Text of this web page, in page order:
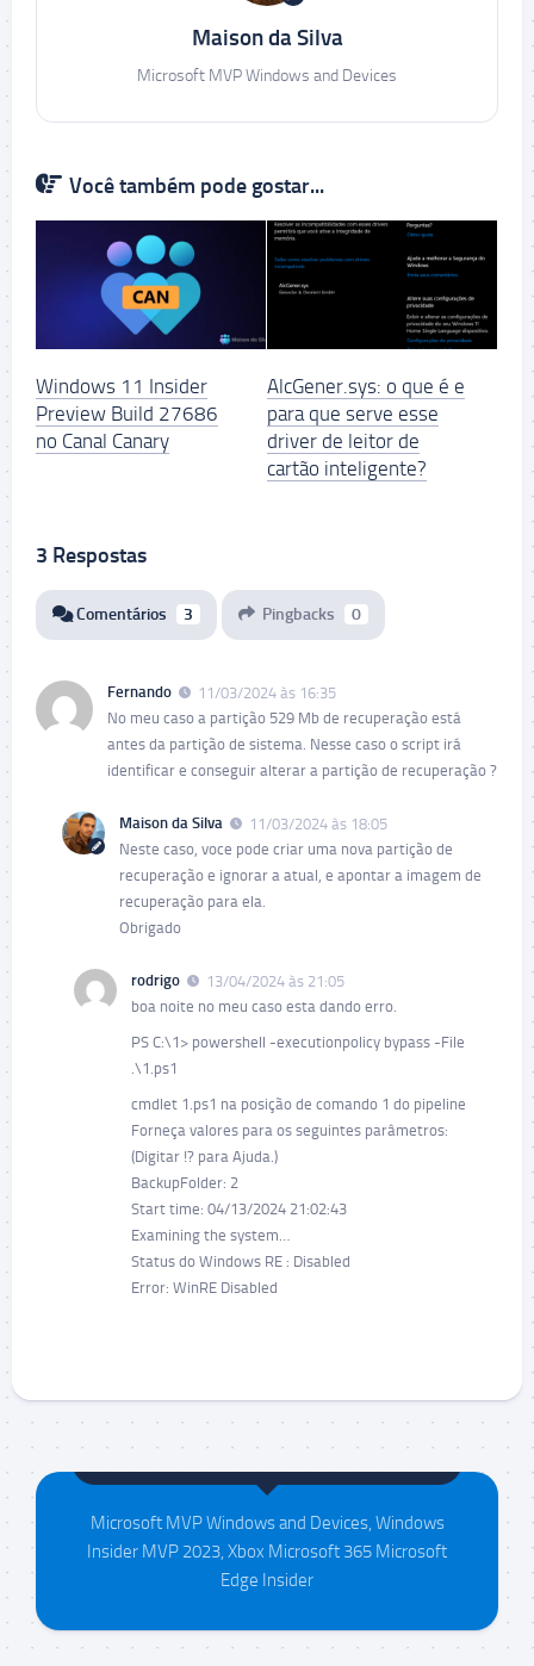
Maison da Silva
Microsoft MVP Windows and Devices
Você também pode gostar...
Windows 11 Insider
Preview Build 27686
no Canal Canary
AlcGener.sys: o que é e
para que serve esse
driver de leitor de
cartão inteligente?
3 Respostas
Comentários 3 Pingbacks 0
Fernando
11/03/2024 às 16:35
No meu caso a partição 529 Mb de recuperação está
antes da partição de sistema. Nesse caso o script irá
identificar e conseguir alterar a partição de recuperação ?
Maison da Silva
11/03/2024 às 18:05
Neste caso, voce pode criar uma nova partição de
recuperação e ignorar a atual, e apontar a imagem de
recuperação para ela.
Obrigado
rodrigo
13/04/2024 às 21:05
boa noite no meu caso esta dando erro.
PS C:\1> powershell -executionpolicy bypass -File
.\1.ps1
cmdlet 1.ps1 na posição de comando 1 do pipeline
Forneça valores para os seguintes parâmetros:
(Digitar !? para Ajuda.)
BackupFolder: 2
Start time: 04/13/2024 21:02:43
Examining the system…
Status do Windows RE : Disabled
Error: WinRE Disabled
Microsoft MVP Windows and Devices, Windows
Insider MVP 2023, Xbox Microsoft 365 Microsoft
Edge Insider